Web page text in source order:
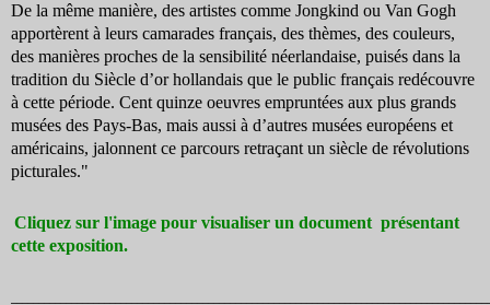
De la même manière, des artistes comme Jongkind ou Van Gogh
apportèrent à leurs camarades français, des thèmes, des couleurs,
des manières proches de la sensibilité néerlandaise, puisés dans la
tradition du Siècle d’or hollandais que le public français redécouvre
à cette période. Cent quinze oeuvres empruntées aux plus grands
musées des Pays-Bas, mais aussi à d’autres musées européens et
américains, jalonnent ce parcours retraçant un siècle de révolutions
picturales."
Cliquez sur l'image pour visualiser un document présentant
cette exposition.